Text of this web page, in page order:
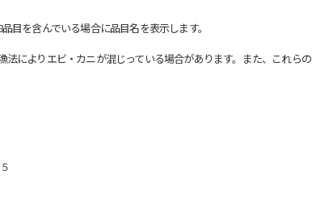
を含んでいる場合に品目名を表示します。
よりエビ・カニが混じっている場合があります。また、これら